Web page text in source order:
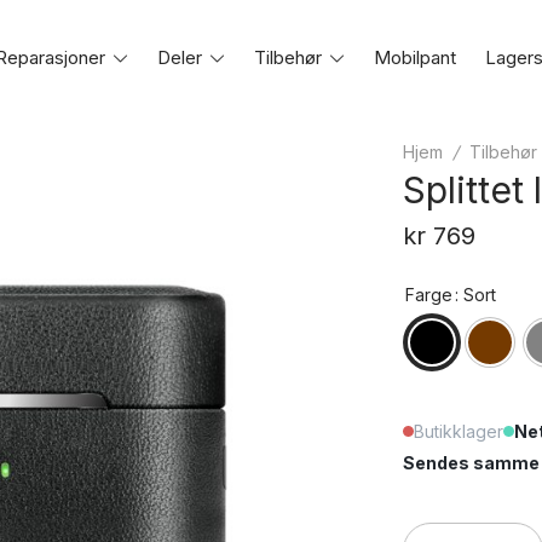
ToggleDeler
ToggleTilbehør
ToggleMobilpant
Hjem / Tilbehør
Splittet
kr769
Farge : Sort
Butikklager
Sendes